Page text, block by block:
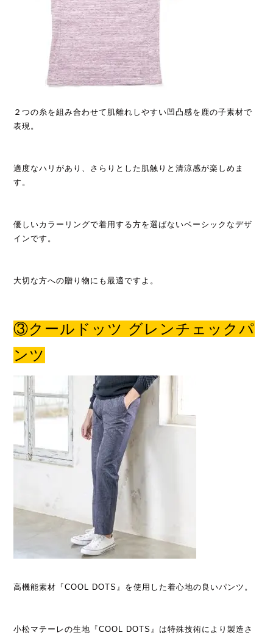
２つの糸を組み合わせて肌離れしやすい凹凸感を鹿の子素材で
表現。
適度なハリがあり、さらりとした肌触りと清涼感が楽しめま
す。
優しいカラーリングで着用する方を選ばないベーシックなデザ
インです。
大切な方への贈り物にも最適ですよ。
③クールドッツ グレンチェックパ
ンツ
高機能素材『COOL DOTS』を使用した着心地の良いパンツ。
小松マテーレの生地『COOL DOTS』は特殊技術により製造さ